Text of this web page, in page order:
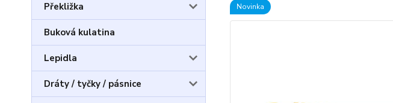
Překližka
Buková kulatina
Lepidla
Dráty / tyčky / pásnice
Novinka